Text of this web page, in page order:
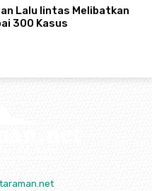
Lalu lintas Melibatkan
300 Kasus